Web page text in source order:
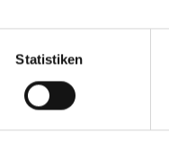
Statistiken